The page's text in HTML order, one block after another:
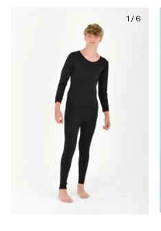
1 / 6